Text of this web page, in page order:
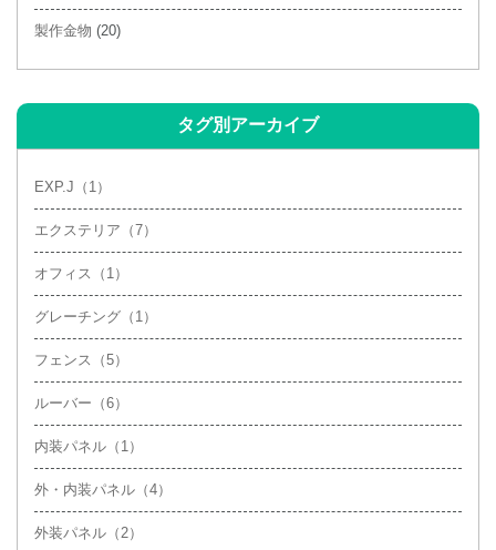
2020年9月(1)
2020年7月(1)
製作金物 (20)
タグ別アーカイブ
EXP.J（1）
エクステリア（7）
オフィス（1）
グレーチング（1）
フェンス（5）
ルーバー（6）
内装パネル（1）
外・内装パネル（4）
外装パネル（2）